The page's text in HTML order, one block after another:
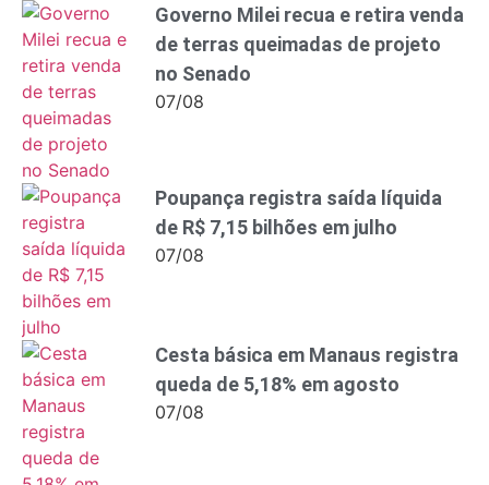
Governo Milei recua e retira venda
de terras queimadas de projeto
no Senado
07/08
Poupança registra saída líquida
de R$ 7,15 bilhões em julho
07/08
Cesta básica em Manaus registra
queda de 5,18% em agosto
07/08